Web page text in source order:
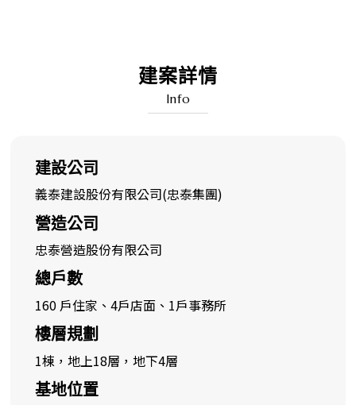
建案詳情
Info
建設公司
義泰建設股份有限公司(忠泰集團)
營造公司
忠泰營造股份有限公司
總戶數
160 戶住家、4戶店面、1戶事務所
樓層規劃
1棟，地上18層，地下4層
基地位置